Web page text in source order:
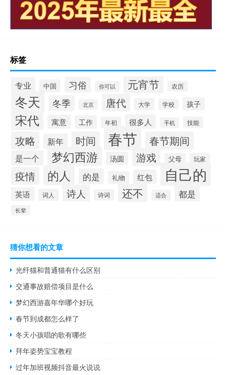
标签
专业 中国 习俗 你可以 元宵节 农历
冬天 冬季 北京 唐代 大学 学校 孩子
宋代 寓意 工作 年初 很多人 手机 技能
攻略 新年 时间 春节 春节期间
是一个 梦幻西游 汤圆 游戏 父母 玩家
疫情 的人 的是 礼物 红包 自己的
英语 词人 诗人 诗词 还不 适合 都是
长辈
猜你想看的文章
光纤猫和普通猫有什么区别
交通事故赔偿项目是什么
梦幻西游嘉年华哪个好玩
春节到成都怎么样了
冬天小孩唱的歌有哪些
拜年姿势宝宝教程
过年加班视频抖音最火说说